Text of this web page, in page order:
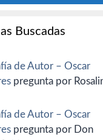
Buscadas
de Autor – Oscar
pregunta por
de Autor – Oscar
pregunta por Don